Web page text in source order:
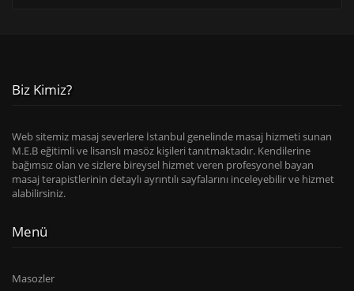
Biz Kimiz?
Web sitemiz masaj severlere İstanbul genelinde masaj hizmeti sunan
M.E.B eğitimli ve lisanslı masöz kişileri tanıtmaktadır. Kendilerine
bağımsız olan ve sizlere bireysel hizmet veren profesyonel bayan
masaj terapistlerinin detaylı ayrıntılı sayfalarını inceleyebilir ve hizmet
alabilirsiniz.
Menü
Masozler